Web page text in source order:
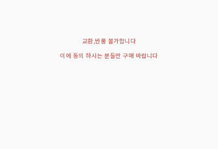
교환,반품 불가합니다
이에 동의 하시는 분들만 구매 바랍니다